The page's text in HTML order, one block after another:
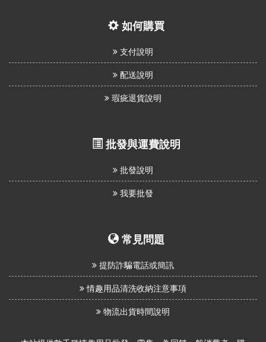
如何購買
支付說明
配送說明
瑕疵退貨說明
批發與運費說明
批發說明
我要批發
常見問題
提防詐騙電話或簡訊
情趣用品清洗收納注意事項
物流出貨時間說明